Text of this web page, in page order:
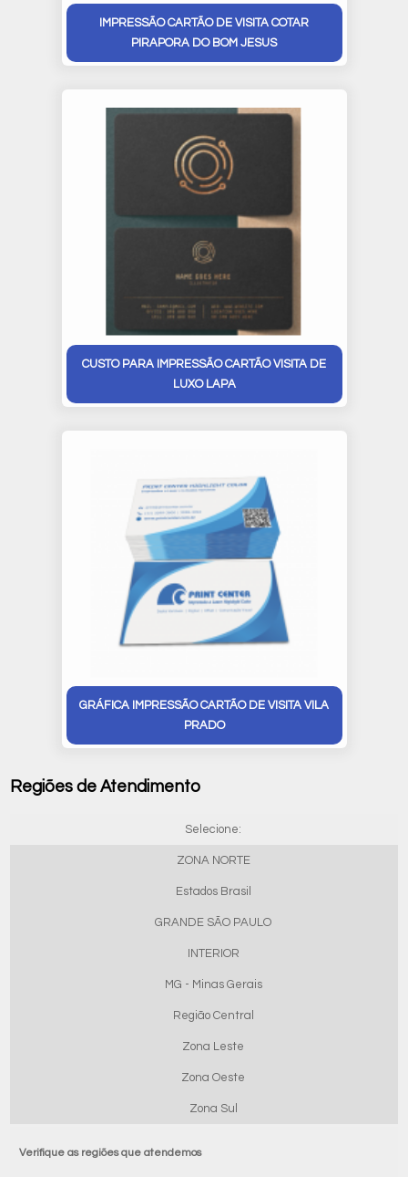
IMPRESSÃO CARTÃO DE VISITA COTAR
PIRAPORA DO BOM JESUS
CUSTO PARA IMPRESSÃO CARTÃO VISITA DE
LUXO LAPA
GRÁFICA IMPRESSÃO CARTÃO DE VISITA VILA
PRADO
Regiões de Atendimento
Selecione:
ZONA NORTE
Estados Brasil
GRANDE SÃO PAULO
INTERIOR
MG - Minas Gerais
Região Central
Zona Leste
Zona Oeste
Zona Sul
Verifique as regiões que atendemos